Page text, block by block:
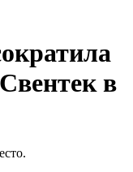
в